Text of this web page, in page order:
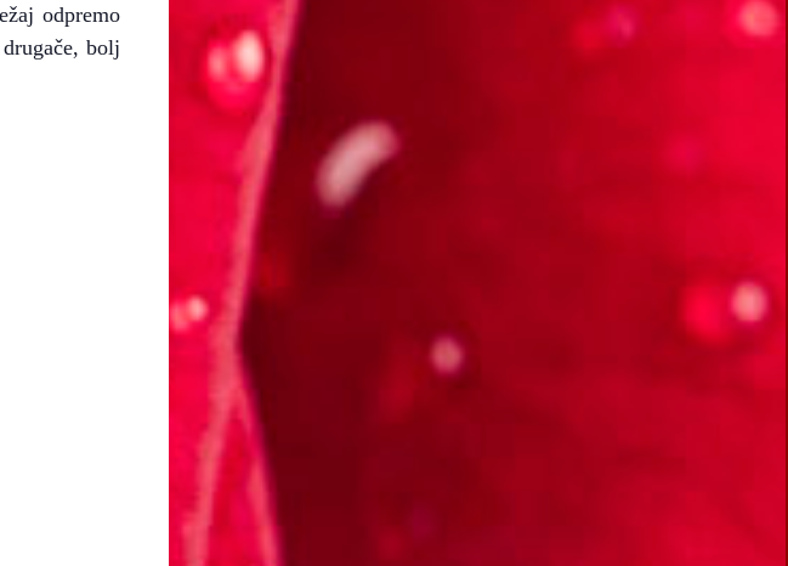
odpremo
bolj